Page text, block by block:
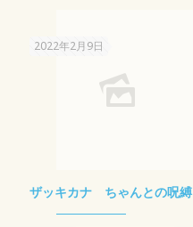
2022年2月9日
ザッキカナ ちゃんとの呪縛